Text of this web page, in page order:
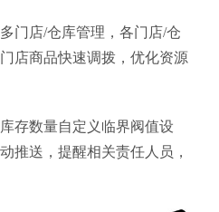
门店/仓库管理，各门店/仓
店商品快速调拨，优化资源
存数量自定义临界阀值设
推送，提醒相关责任人员，